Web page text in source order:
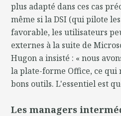
plus adapté dans ces cas
même si la DSI (qui pilote
favorable, les utilisateurs
externes à la suite de
Hugon a insisté : « nous
la plate-forme Office, ce qui
bons outils. L'essentiel est
Les managers